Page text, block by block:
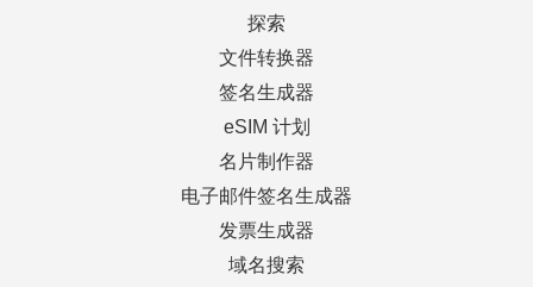
探索
文件转换器
签名生成器
eSIM 计划
名片制作器
电子邮件签名生成器
发票生成器
域名搜索